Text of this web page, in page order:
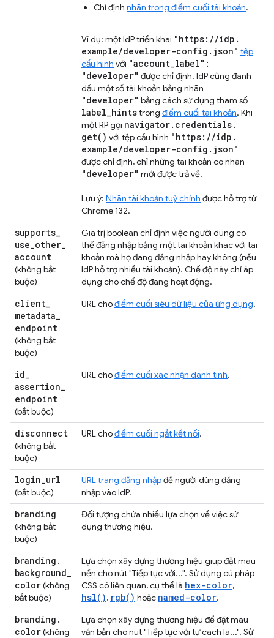
Chỉ định nhãn trong điểm cuối tài khoản.
Ví dụ: một IdP triển khai "https: //idp .
example/developer-config . json" tệp
cấu hình với "account_label":
"developer" được chỉ định. IdP cũng đánh
dấu một số tài khoản bằng nhãn
"developer" bằng cách sử dụng tham số
label_hintstrong điểm cuối tài khoản. Khi
một RP gọi navigator. credentials.
get( ) với tệp cấu hình "https: //idp .
example/developer-config . json"
được chỉ định, chỉ những tài khoản có nhãn
"developer" mới được trả về.
Lưu ý: Nhãn tài khoản tuỳ chỉnh được hỗ trợ từ
Chrome 132.
supports_
use_other_
account
(không bắt
buộc)
Giá trị boolean chỉ định việc người dùng có
thể đăng nhập bằng một tài khoản khác với tài
khoản mà họ đang đăng nhập hay không (nếu
IdP hỗ trợ nhiều tài khoản). Chế độ này chỉ áp
dụng cho chế độ đang hoạt động.
client_
metadata_
endpoint
(không bắt
buộc)
URL chođiểm cuối siêu dữ liệu của ứng dụng.
id_
assertion_
endpoint
(bắt buộc)
URL chođiểm cuối xác nhận danh tính.
disconnect
(không bắt
buộc)
URL chođiểm cuối ngắt kết nối.
login_url
(bắt buộc)
URL trang đăng nhậpđể người dùng đăng
nhập vào IdP.
branding
(không bắt
buộc)
Đối tượng chứa nhiều lựa chọn về việc sử
dụng thương hiệu.
branding .
background_
color(không
bắt buộc)
Lựa chọn xây dựng thương hiệu giúp đặt màu
nền cho nút "Tiếp tục với...". Sử dụng cú pháp
CSS có liên quan, cụ thể là hex-color,
hsl(), rgb() hoặc named-color.
branding .
color(không
Lựa chọn xây dựng thương hiệu để đặt màu
văn bản cho nút "Tiếp tục với tư cách là...". Sử